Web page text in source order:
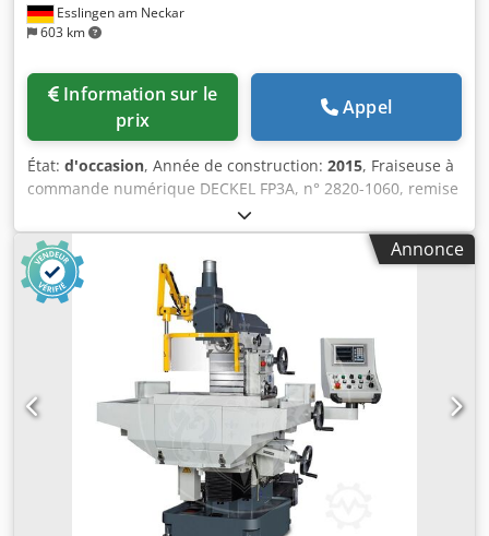
Esslingen am Neckar
603 km
prix
Appel
État: d'occasion, Année de construction: 2015, Fraiseuse à
commande numérique DECKEL FP3A, n° 2820-1060, remise
à neuf générale par la société FPS (n° 6238, 2015), courses
XYZ = 800 x 500 x 380 mm, commande DECKEL Dialog 11
(volant manuel électronique FPS). Dedpszlpkyjfx Af Asck
Annonce